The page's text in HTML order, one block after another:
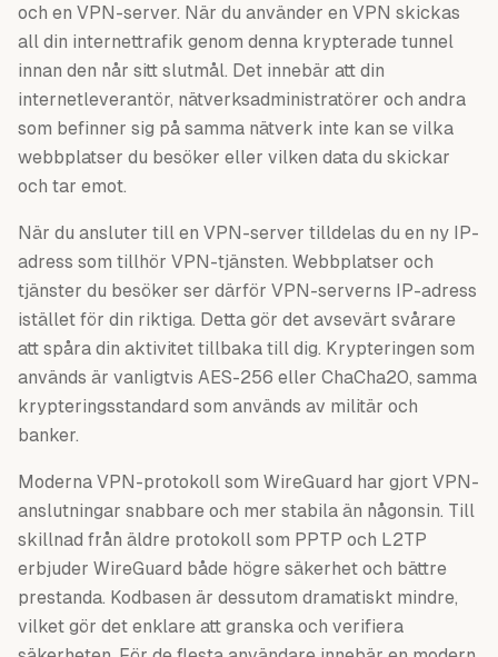
och en VPN-server. När du använder en VPN skickas
all din internettrafik genom denna krypterade tunnel
innan den når sitt slutmål. Det innebär att din
internetleverantör, nätverksadministratörer och andra
som befinner sig på samma nätverk inte kan se vilka
webbplatser du besöker eller vilken data du skickar
och tar emot.
När du ansluter till en VPN-server tilldelas du en ny IP-
adress som tillhör VPN-tjänsten. Webbplatser och
tjänster du besöker ser därför VPN-serverns IP-adress
istället för din riktiga. Detta gör det avsevärt svårare
att spåra din aktivitet tillbaka till dig. Krypteringen som
används är vanligtvis AES-256 eller ChaCha20, samma
krypteringsstandard som används av militär och
banker.
Moderna VPN-protokoll som WireGuard har gjort VPN-
anslutningar snabbare och mer stabila än någonsin. Till
skillnad från äldre protokoll som PPTP och L2TP
erbjuder WireGuard både högre säkerhet och bättre
prestanda. Kodbasen är dessutom dramatiskt mindre,
vilket gör det enklare att granska och verifiera